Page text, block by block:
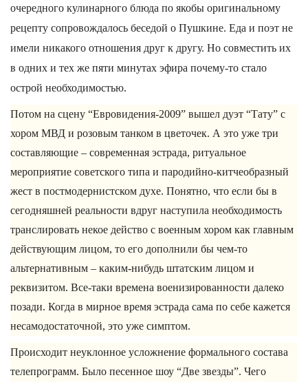
очередного кулинарного блюда по якобы оригинальному
рецепту сопровождалось беседой о Пушкине. Еда и поэт не
имели никакого отношения друг к другу. Но совместить их
в одних и тех же пяти минутах эфира почему-то стало
острой необходимостью.
Потом на сцену “Евровидения-2009” вышел дуэт “Тату” с
хором МВД и розовым танком в цветочек. А это уже три
составляющие – современная эстрада, ритуальное
мероприятие советского типа и пародийно-китчеобразный
жест в постмодернистском духе. Понятно, что если бы в
сегодняшней реальности вдруг наступила необходимость
транслировать некое действо с военным хором как главным
действующим лицом, то его дополнили бы чем-то
альтернативным – каким-нибудь штатским лицом и
реквизитом. Все-таки времена военизированности далеко
позади. Когда в мирное время эстрада сама по себе кажется
несамодостаточной, это уже симптом.
Происходит неуклонное усложнение формального состава
телепрограмм. Было песенное шоу “Две звезды”. Чего